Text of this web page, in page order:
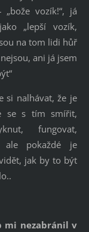
„bože vozík!“, já
„lepší vozík,
na tom lidi hůř
ani já jsem
si nalhávat, že je
se s tím smířit,
fungovat,
ale pokaždé je
jak by to být
mi nezabránil v